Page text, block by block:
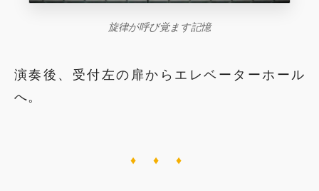
旋律が呼び覚ます記憶
演奏後、受付左の扉からエレベーターホール
へ。
♦ ♦ ♦